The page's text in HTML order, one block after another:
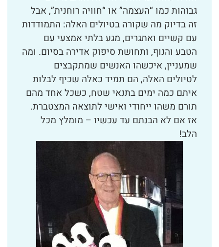
טיילתי עם טיולים אחרים אמיר פלג להמון
מקומות על גבי הגלובוס, מונגוליה, רואנדה ועוד
ועוד…אבל, סיני הייתה לי הפתעה מיוחדת
ומרגשת, מעולם לא חוויתי חוויה כזו עוצמתית,
של טבע מלא הוד והדר, ניתוק מושלם מכל
חיבור אינטרנטי ומטרדות היום יום, הליכה
בתוך היופי והעוצמה של ההר הגבוה בסיני
תחושת ההתפעמות והריחוף על פסגות ההר
הגבוה זה מאמץ מתגמל. שווה כל רגע ממליץ
בחום.